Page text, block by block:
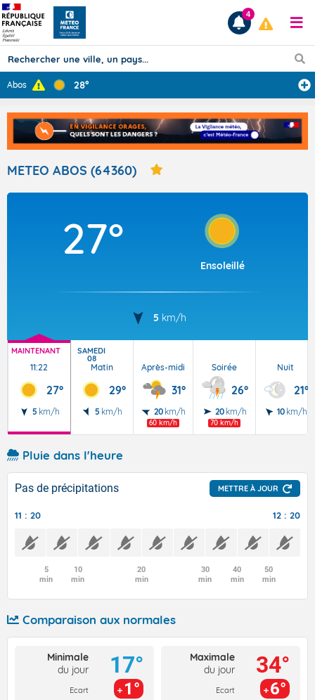
Prévisions
TOUS LES RÉSULTATS
Articles
4
Abos 28°
METEO ABOS (64360)
27°
Ensoleillé
5 km/h
MAINTENANT
11:22
27°
5 km/h
SAMEDI
08
Matin
29°
5 km/h
Après-midi
31°
20 km/h
60 km/h
Soirée
26°
20 km/h
70 km/h
Nuit
21°
10 km/h
Pluie dans l'heure
Pas de précipitations METTRE À JOUR
11 : 20 12 : 20
5
min
10
min
20
min
30
min
40
min
50
min
Comparaison aux normales
Minimale
du jour
Ecart
17°
1°
Maximale
du jour
Ecart
34°
6°